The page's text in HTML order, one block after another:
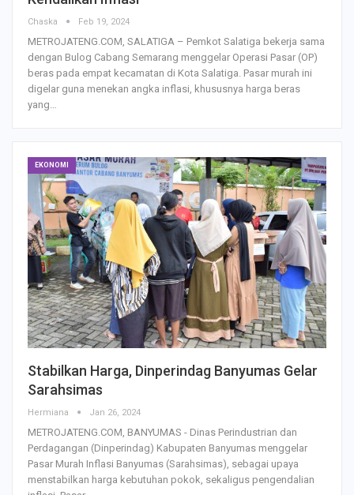
Chaska Feb 19, 2024
METROJATENG.COM, SALATIGA – Pemkot Salatiga bekerja sama
dengan Bulog Cabang Semarang menggelar Operasi Pasar (OP)
beras pada empat kecamatan di Kota Salatiga. Pasar murah ini
digelar guna menekan angka inflasi, khususnya harga beras
yang…
EKONOMI
Stabilkan Harga, Dinperindag Banyumas Gelar
Sarahsimas
Hermiana Jan 26, 2024
METROJATENG.COM, BANYUMAS - Dinas Perindustrian dan
Perdagangan (Dinperindag) Kabupaten Banyumas menggelar
Pasar Murah Inflasi Banyumas (Sarahsimas), sebagai upaya
menstabilkan harga kebutuhan pokok, sekaligus pengendalian